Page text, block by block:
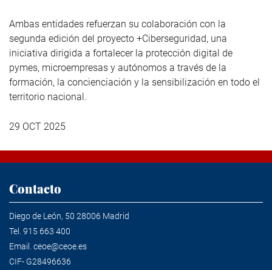
Ambas entidades refuerzan su colaboración con la
segunda edición del proyecto +Ciberseguridad, una
iniciativa dirigida a fortalecer la protección digital de
pymes, microempresas y autónomos a través de la
formación, la concienciación y la sensibilización en todo el
territorio nacional.
29 OCT 2025
Contacto
Diego de León, 50 28006 Madrid
Tel. 915 663 400
Email. ceoe@ceoe.es
CIF- G28496636